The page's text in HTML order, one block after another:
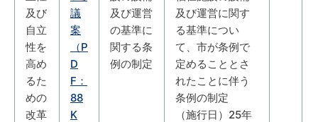
及び
自立
性を
高め
るた
めの
改革
議
案
（P
D
F：
88
K
及び運営
の基準に
関する条
例の制定
及び運営に関す
る基準につい
て、市が条例で
定めることとさ
れたことに伴う
条例の制定
（施行日）25年